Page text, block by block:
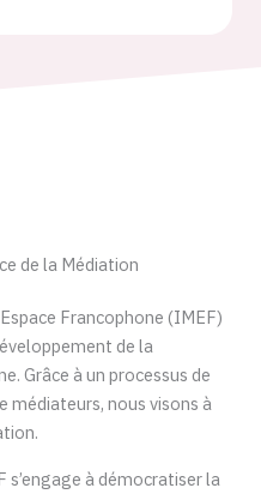
de la Médiation
Francophone (IMEF)
de la
Grâce à un processus de
médiateurs, nous visons à
à démocratiser la